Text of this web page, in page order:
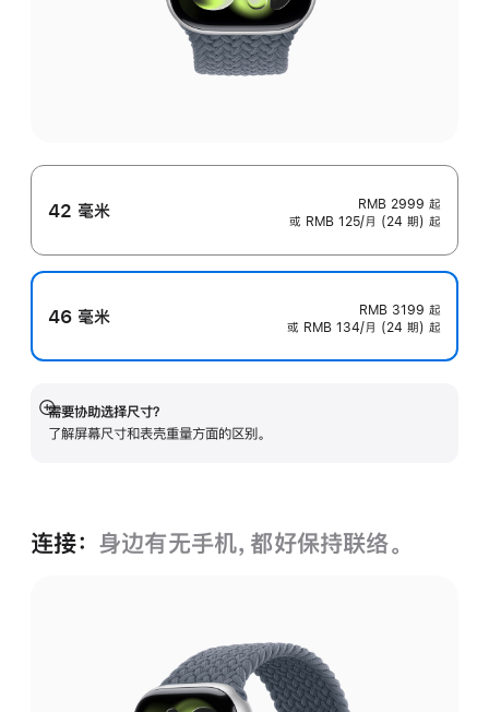
42 毫米 RMB 2999 起
或 RMB 125/月 (24 期) 起
46 毫米 RMB 3199 起
或 RMB 134/月 (24 期) 起
需要协助选择尺寸？
了解屏幕尺寸和表壳重量方面的区别。
展
开
连接： 身边有无手机，都好保持联络。